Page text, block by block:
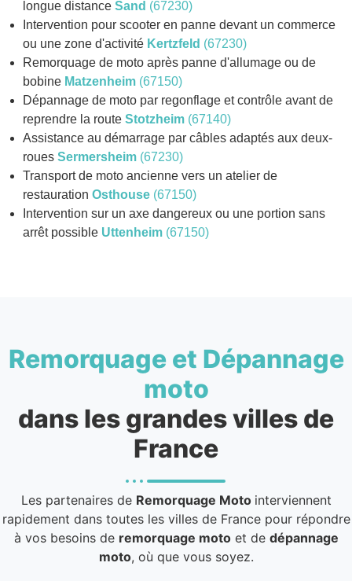
longue distance Sand (67230)
Intervention pour scooter en panne devant un commerce
ou une zone d'activité Kertzfeld (67230)
Remorquage de moto après panne d'allumage ou de
bobine Matzenheim (67150)
Dépannage de moto par regonflage et contrôle avant de
reprendre la route Stotzheim (67140)
Assistance au démarrage par câbles adaptés aux deux-
roues Sermersheim (67230)
Transport de moto ancienne vers un atelier de
restauration Osthouse (67150)
Intervention sur un axe dangereux ou une portion sans
arrêt possible Uttenheim (67150)
Remorquage et Dépannage
moto
dans les grandes villes de
France
Les partenaires de Remorquage Moto interviennent
rapidement dans toutes les villes de France pour répondre
à vos besoins de remorquage motoet de dépannage
moto, où que vous soyez.